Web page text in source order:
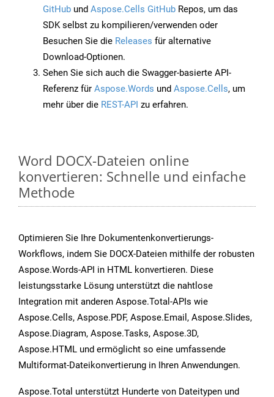
GitHub und Aspose.Cells GitHub Repos, um das
SDK selbst zu kompilieren/verwenden oder
Besuchen Sie die Releases für alternative
Download-Optionen.
Sehen Sie sich auch die Swagger-basierte API-
Referenz für Aspose.Words und Aspose.Cells, um
mehr über die REST-API zu erfahren.
Word DOCX-Dateien online
konvertieren: Schnelle und einfache
Methode
Optimieren Sie Ihre Dokumentenkonvertierungs-
Workflows, indem Sie DOCX-Dateien mithilfe der robusten
Aspose.Words-API in HTML konvertieren. Diese
leistungsstarke Lösung unterstützt die nahtlose
Integration mit anderen Aspose.Total-APIs wie
Aspose.Cells, Aspose.PDF, Aspose.Email, Aspose.Slides,
Aspose.Diagram, Aspose.Tasks, Aspose.3D,
Aspose.HTML und ermöglicht so eine umfassende
Multiformat-Dateikonvertierung in Ihren Anwendungen.
Aspose.Total unterstützt Hunderte von Dateitypen und